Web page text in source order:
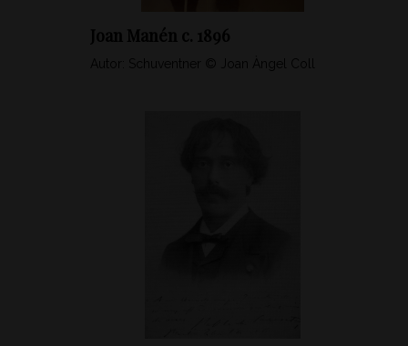
Joan Manén c. 1896
Autor: Schuventner © Joan Àngel Coll